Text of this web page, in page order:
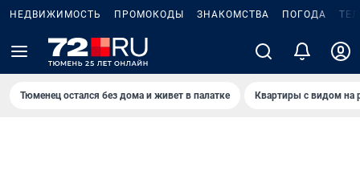
НЕДВИЖИМОСТЬ ПРОМОКОДЫ ЗНАКОМСТВА ПОГОДА
Тюменец остался без дома и живет в палатке Квартиры с видом на